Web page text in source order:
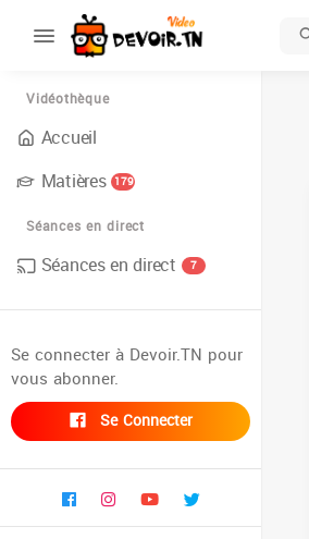
Vidéothèque
Accueil
Matières 179
Séances en direct
Séances en direct 7
Se connecter à Devoir.TN pour
vous abonner.
Se Connecter